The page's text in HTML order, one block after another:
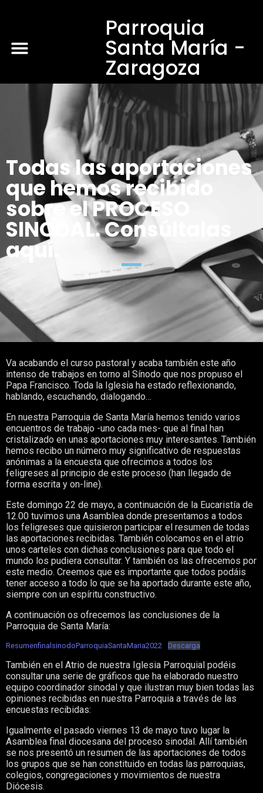
Parroquia
Santa María -
Zaragoza
Todas las aportaciones
que hemos recibido
sobre el PROCESO
SINODAL. Consúltalas
aquí.
Va acabando el curso pastoral y acaba también este año
intenso de trabajos en torno al Sínodo que nos propuso el
Papa Francisco. Toda la Iglesia ha estado reflexionando,
hablando, escuchando, dialogando…
En nuestra Parroquia de Santa María hemos tenido varios
encuentros de trabajo -uno cada mes- que al final han
cristalizado en unas aportaciones muy interesantes. También
hemos recibo un número muy significativo de respuestas
anónimas a la encuesta que ofrecimos a todos los
feligreses al principio de este proceso (han llegado de
forma escrita y on-line).
Este domingo 22 de mayo, a continuación de la Eucaristía de
12.00 tuvimos una Asamblea donde presentamos a todos
los feligreses que quisieron participar el resumen de todas
las aportaciones recibidas. También colocamos en el atrio
unos carteles con dichas conclusiones para que todo el
mundo los pudiera consultar. Y también os las ofrecemos por
este medio. Creemos que es importante que todos podáis
tener acceso a todo lo que se ha aportado durante este año,
siempre con un espíritu constructivo.
A continuación os ofrecemos las conclusiones de la
Parroquia de Santa María:
ResumenfinalsinodoParroquiaSantaMaria2022 Descarga
También en el Atrio de nuestra Iglesia Parroquial podéis
consultar una serie de gráficos que ha elaborado nuestro
equipo coordinador sinodal y que ilustran muy bien todas las
opiniones recibidas en nuestra Parroquia a través de las
encuestas recibidas:
Igualmente el pasado viernes 13 de mayo tuvo lugar la
Asamblea final diocesana del proceso sinodal. Allí también
se nos presentó un resumen de las aportaciones de todos
los grupos que se han constituido en todas las parroquias,
colegios, congregaciones y movimientos de nuestra
Diócesis.